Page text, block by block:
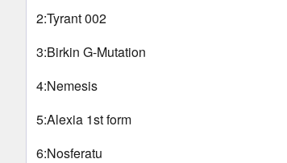
s
a
t
r
2:Tyrant 002
3:Birkin G-Mutation
4:Nemesis
5:Alexia 1st form
6:Nosferatu